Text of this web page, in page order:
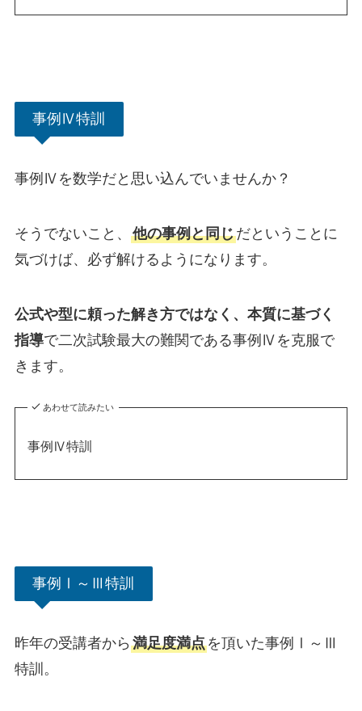
事例Ⅳ特訓
事例Ⅳを数学だと思い込んでいませんか？
そうでないこと、 他の事例と同じだということに
気づけば、必ず解けるようになります。
公式や型に頼った解き方ではなく、本質に基づく
指導で二次試験最大の難関である事例Ⅳを克服で
きます。
あわせて読みたい
事例Ⅳ特訓
事例Ⅰ～Ⅲ特訓
昨年の受講者から 満足度満点を頂いた事例Ⅰ～Ⅲ
特訓。